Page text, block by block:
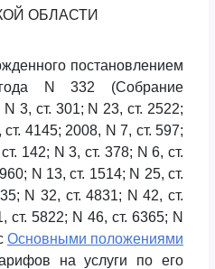
ОБЛАСТИ
постановлением
N 332 (Собрание
3, ст. 301; N 23, ст. 2522;
4145; 2008, N 7, ст. 597;
142; N 3, ст. 378; N 6, ст.
N 13, ст. 1514; N 25, ст.
N 32, ст. 4831; N 42, ст.
ст. 5822; N 46, ст. 6365; N
Основными положениями
на услуги по его